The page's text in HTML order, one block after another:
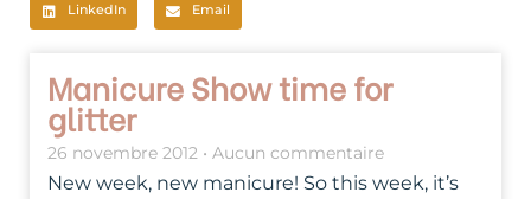
LinkedIn Email
Manicure Show time for
glitter
26 novembre 2012 Aucun commentaire
New week, new manicure! So this week, it’s